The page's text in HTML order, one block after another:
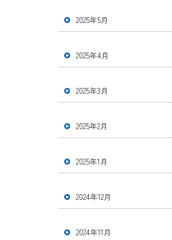
2025年5月
2025年4月
2025年3月
2025年2月
2025年1月
2024年12月
2024年11月